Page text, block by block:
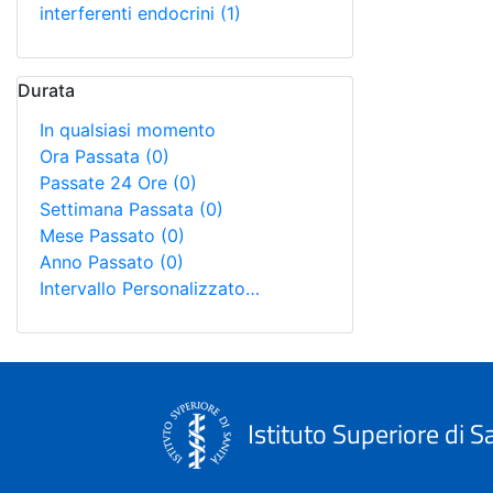
interferenti endocrini (1)
Durata
In qualsiasi momento
Ora Passata (0)
Passate 24 Ore (0)
Settimana Passata (0)
Mese Passato (0)
Anno Passato (0)
Intervallo Personalizzato…
Istituto Superiore di